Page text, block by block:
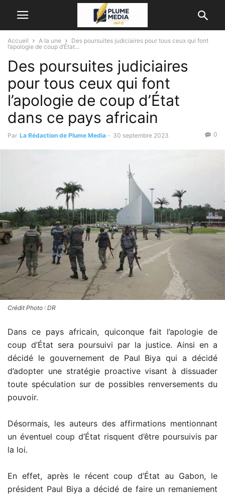
Accueil A la une
Des poursuites judiciaires pour tous ceux qui font
l’apologie de coup d’État...
Des poursuites judiciaires
pour tous ceux qui font
l’apologie de coup d’État
dans ce pays africain
Par La Rédaction de Plume Media - 30 septembre 2023 0
Crédit Photo : DR
Dans ce pays africain, quiconque fait l’apologie de
coup d’État sera poursuivi par la justice. Ainsi en a
décidé le gouvernement de Paul Biya qui a décidé
d’adopter une stratégie proactive visant à dissuader
toute spéculation sur de possibles renversements du
pouvoir.
Désormais, les auteurs des affirmations mentionnant
un éventuel coup d’État risquent d’être poursuivis par
la loi.
En effet, après le récent coup d’État au Gabon, le
président Paul Biya a décidé de faire un remaniement